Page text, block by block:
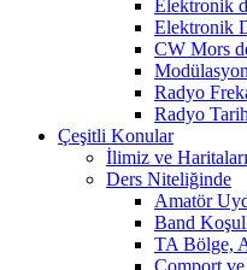
Elektronik
Elektronik
CW Mors
Radyo
Radyo
Çeşitli Konular
İlimiz ve Haritaları
Ders Niteliğinde
Amatör
Band
TA Bölge,